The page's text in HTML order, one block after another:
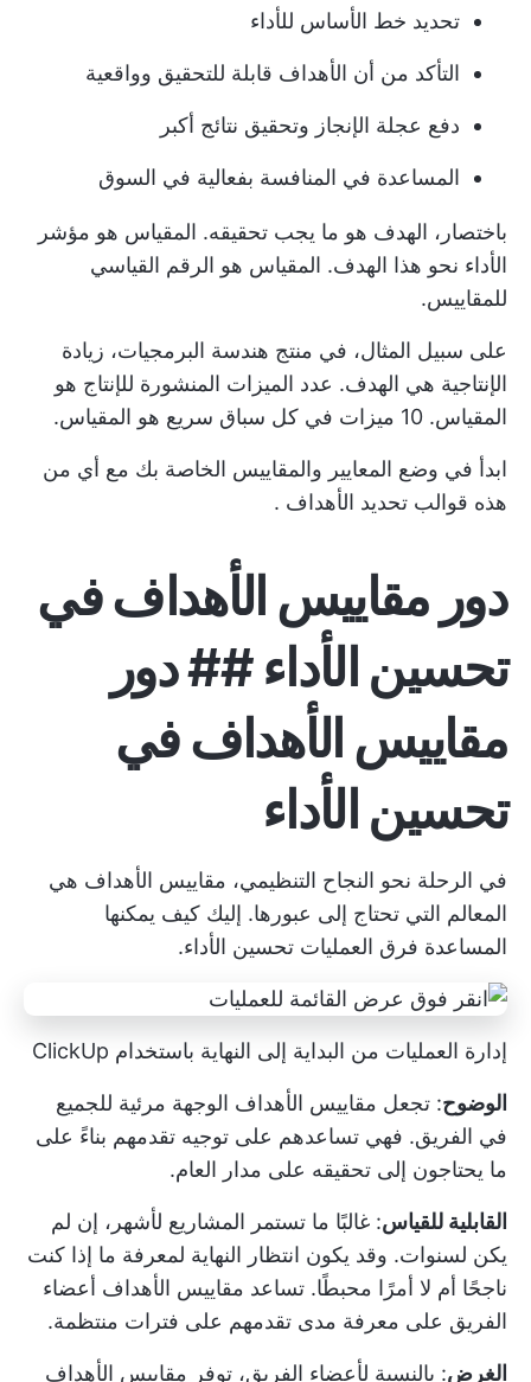
تحديد خط الأساس للأداء
التأكد من أن الأهداف قابلة للتحقيق وواقعية
دفع عجلة الإنجاز وتحقيق نتائج أكبر
المساعدة في المنافسة بفعالية في السوق
باختصار، الهدف هو ما يجب تحقيقه. المقياس هو مؤشر
الأداء نحو هذا الهدف. المقياس هو الرقم القياسي
للمقاييس.
على سبيل المثال، في منتج هندسة البرمجيات، زيادة
الإنتاجية هي الهدف. عدد الميزات المنشورة للإنتاج هو
المقياس. 10 ميزات في كل سباق سريع هو المقياس.
ابدأ في وضع المعايير والمقاييس الخاصة بك مع أي من
هذه قوالب تحديد الأهداف .
دور مقاييس الأهداف في
تحسين الأداء ## دور
مقاييس الأهداف في
تحسين الأداء
في الرحلة نحو النجاح التنظيمي، مقاييس الأهداف هي
المعالم التي تحتاج إلى عبورها. إليك كيف يمكنها
المساعدة فرق العمليات تحسين الأداء.
إدارة العمليات من البداية إلى النهاية باستخدام ClickUp
الوضوح: تجعل مقاييس الأهداف الوجهة مرئية للجميع
في الفريق. فهي تساعدهم على توجيه تقدمهم بناءً على
ما يحتاجون إلى تحقيقه على مدار العام.
القابلية للقياس: غالبًا ما تستمر المشاريع لأشهر، إن لم
يكن لسنوات. وقد يكون انتظار النهاية لمعرفة ما إذا كنت
ناجحًا أم لا أمرًا محبطًا. تساعد مقاييس الأهداف أعضاء
الفريق على معرفة مدى تقدمهم على فترات منتظمة.
الغرض: بالنسبة لأعضاء الفريق، توفر مقاييس الأهداف